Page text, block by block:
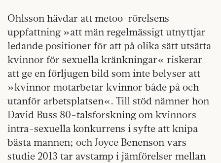
Ohlsson hävdar att metoo-rörelsens
uppfattning »att män regelmässigt utnyttjar
ledande positioner för att på olika sätt utsätta
kvinnor för sexuella kränkningar« riskerar
att ge en förljugen bild som inte belyser att
»kvinnor motarbetar kvinnor både på och
utanför arbetsplatsen«. Till stöd nämner hon
David Buss 80-talsforskning om kvinnors
intra-sexuella konkurrens i syfte att knipa
bästa mannen; och Joyce Benenson vars
studie 2013 tar avstamp i jämförelser mellan